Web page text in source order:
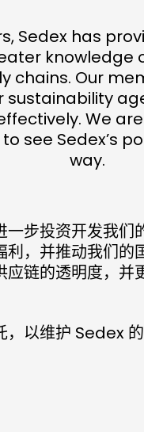
Sedex has
knowledge
chains. Our
We
see Sedex’s
way.
步投资开发我
，并推动我们的
链的透明度，
，以维护 Sedex